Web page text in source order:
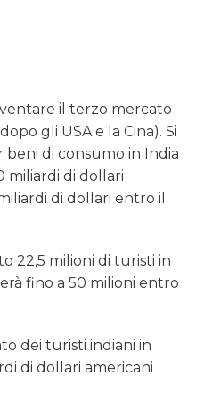
il terzo mercato
gli USA e la Cina). Si
beni di consumo in India
miliardi di dollari
di dollari entro il
22,5 milioni di turisti in
fino a 50 milioni entro
dei turisti indiani in
di dollari americani